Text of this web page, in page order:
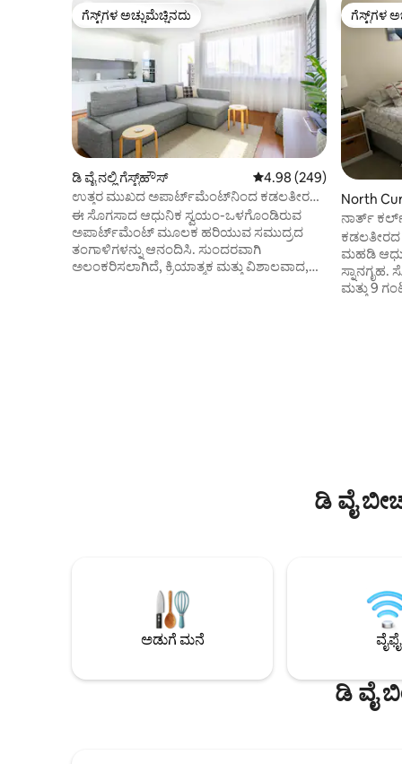
ಗೆಸ್ಟ್‌ಗಳ ಅಚ್ಚುಮೆಚ್ಚಿನದು
ಗೆಸ್ಟ್‌ಗಳ ಅಚ್ಚುಮೆಚ್ಚಿನದು
ಡಿ ವೈ ನಲ್ಲಿ ಗೆಸ್ಟ್‌ಹೌಸ್ 5 ರಲ್ಲಿ 4.98 ಸರಾಸರಿ
4.98 (249)
ಉತ್ತರ ಮುಖದ ಅಪಾರ್ಟ್‌ಮೆಂಟ್‌ನಿಂದ ಕಡಲತೀರ
ಮತ್ತು ಕೆಫೆಗಳಿಗೆ ವಿರಾಮದಲ್ಲಿ ನಡೆಯಿರಿ
ಈ ಸೊಗಸಾದ ಆಧುನಿಕ ಸ್ವಯಂ-ಒಳಗೊಂಡಿರುವ
ಅಪಾರ್ಟ್‌ಮೆಂಟ್ ಮೂಲಕ ಹರಿಯುವ ಸಮುದ್ರದ
ತಂಗಾಳಿಗಳನ್ನು ಆನಂದಿಸಿ. ಸುಂದರವಾಗಿ
ಅಲಂಕರಿಸಲಾಗಿದೆ, ಕ್ರಿಯಾತ್ಮಕ ಮತ್ತು ವಿಶಾಲವಾದ,
ಸೈಜ್ ಸೋಫಾ ಹಾಸಿಗೆ ಇದೆ. ಅಡುಗೆಮನೆಯು ಸಾಕಷ್ಟು
ಅಡುಗೆ ಸ್ಥಳವನ್ನು ಹೊಂದಿದೆ ಮತ್ತು ಸಂಪೂರ್ಣವಾಗಿ
ಫ್ರಿಜ್, ಮೈಕ್ರೊವೇವ್, ಓವನ್, ಕುಕ್‌ಟಾಪ್,
ಸುಸಜ್ಜಿತ ಅಡುಗೆಮನೆ * ಕ್ವೀನ್ ಗಾತ್ರದ ಬೆಡ್ * ಡಬಲ್
ಗೆಸ್ಟ್‌ಗಳ
ಗೆಸ್ಟ್‌ಗಳ
North
ನಾರ್ತ್
ಕಡಲತೀರದ
ಮಹಡಿ
ಸ್ನಾನಗೃಹ.
ಮತ್ತು 9
ಡಿ ವೈ
ಅಡುಗೆ ಮನೆ ವೈಫೈ
ಡಿ ವೈ